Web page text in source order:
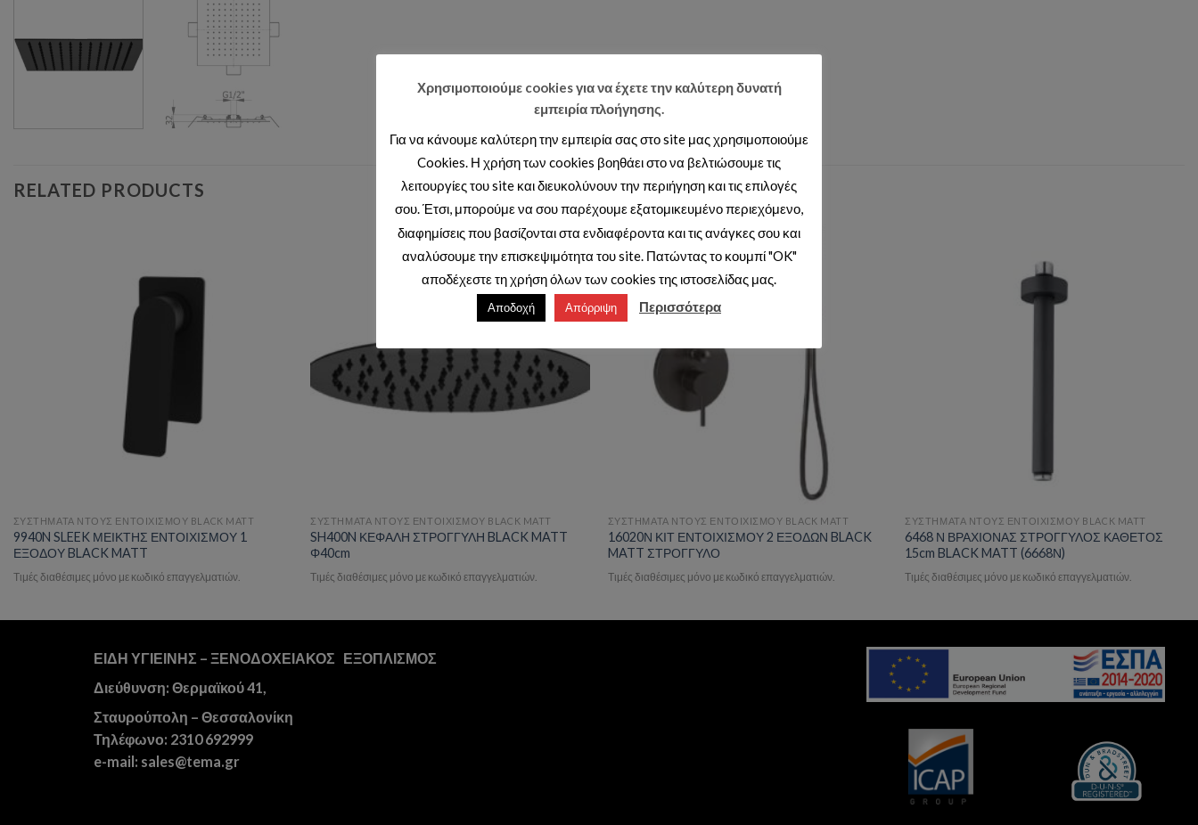
RELATED PRODUCTS
ΣΥΣΤΗΜΑΤΑ ΝΤΟΥΣ ΕΝΤΟΙΧΙΣΜΟΥ BLACK MATT
9940N SLEEK ΜΕΙΚΤΗΣ ΕΝΤΟΙΧΙΣΜΟΥ 1
ΕΞΟΔΟΥ BLACK MATT
Τιμές διαθέσιμες μόνο με κωδικό επαγγελματιών.
Add to wishlist
ΣΥΣΤΗΜΑΤΑ ΝΤΟΥΣ ΕΝΤΟΙΧΙΣΜΟΥ BLACK MATT
SH400N ΚΕΦΑΛΗ ΣΤΡΟΓΓΥΛΗ BLACK MATT
Φ40cm
Τιμές διαθέσιμες μόνο με κωδικό επαγγελματιών.
ΣΥΣΤΗΜΑΤΑ ΝΤΟΥΣ ΕΝΤΟΙΧΙΣΜΟΥ BLACK MATT
16020Ν ΚΙΤ ΕΝΤΟΙΧΙΣΜΟΥ 2 ΕΞΟΔΩΝ BLACK
MATT ΣΤΡΟΓΓΥΛΟ
Τιμές διαθέσιμες μόνο με κωδικό επαγγελματιών.
ΣΥΣΤΗΜΑΤΑ ΝΤΟΥΣ ΕΝΤΟΙΧΙΣΜΟΥ BLACK MATT
6468 Ν ΒΡΑΧΙΟΝΑΣ ΣΤΡΟΓΓΥΛΟΣ ΚΑΘΕΤΟΣ
15cm BLACK MATT (6668Ν)
Τιμές διαθέσιμες μόνο με κωδικό επαγγελματιών.
ΕΙΔΗ ΥΓΙΕΙΝΗΣ – ΞΕΝΟΔΟΧΕΙΑΚΟΣ ΕΞΟΠΛΙΣΜΟΣ
Διεύθυνση: Θερμαϊκού 41,
Σταυρούπολη – Θεσσαλονίκη
Τηλέφωνο: 2310 692999
e-mail: sales@tema.gr
Χρησιμοποιούμε cookies για να έχετε την καλύτερη δυνατή
εμπειρία πλοήγησης.
Για να κάνουμε καλύτερη την εμπειρία σας στο site μας χρησιμοποιούμε
Cookies. Η χρήση των cookies βοηθάει στο να βελτιώσουμε τις
λειτουργίες του site και διευκολύνουν την περιήγηση και τις επιλογές
σου. Έτσι, μπορούμε να σου παρέχουμε εξατομικευμένο περιεχόμενο,
διαφημίσεις που βασίζονται στα ενδιαφέροντα και τις ανάγκες σου και
αναλύσουμε την επισκεψιμότητα του site. Πατώντας το κουμπί "OK"
αποδέχεστε τη χρήση όλων των cookies της ιστοσελίδας μας.
Αποδοχή Απόρριψη Περισσότερα